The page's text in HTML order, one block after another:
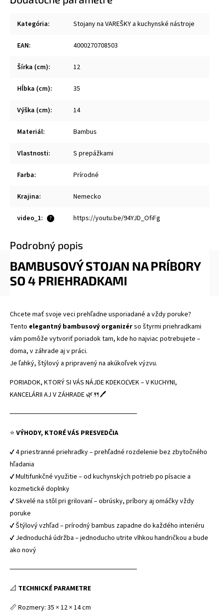
Kategória: Stojany na VAREŠKY a kuchynské nástroje
EAN: 4000270708503
Šírka (cm): 12
Hĺbka (cm): 35
Výška (cm): 14
Materiál: Bambus
Vlastnosti: S prepážkami
Farba: Prírodné
Krajina: Nemecko
?
video_1: https://youtu.be/94YJD_OfiFg
Podrobný popis
BAMBUSOVÝ STOJAN NA PRÍBORY
SO 4 PRIEHRADKAMI
Chcete mať svoje veci prehľadne usporiadané a vždy poruke?
Tento elegantný bambusový organizérso štyrmi priehradkami
vám pomôže vytvoriť poriadok tam, kde ho najviac potrebujete –
doma, v záhrade aj v práci.
Je ľahký, štýlový a pripravený na akúkoľvek výzvu.
PORIADOK, KTORÝ SI VÁS NÁJDE KDEKOĽVEK – V KUCHYNI,
KANCELÁRII AJ V ZÁHRADE 🌿🍴🖊️
──────────────────────────
⭐ VÝHODY, KTORÉ VÁS PRESVEDČIA
✔ 4 priestranné priehradky – prehľadné rozdelenie bez zbytočného
hľadania
✔ Multifunkčné využitie – od kuchynských potrieb po písacie a
kozmetické doplnky
✔ Skvelé na stôl pri grilovaní – obrúsky, príbory aj omáčky vždy
poruke
✔ Štýlový vzhľad – prírodný bambus zapadne do každého interiéru
✔ Jednoduchá údržba – jednoducho utrite vlhkou handričkou a bude
ako nový
──────────────────────────
📐 TECHNICKÉ PARAMETRE
📏 Rozmery: 35 × 12 × 14 cm